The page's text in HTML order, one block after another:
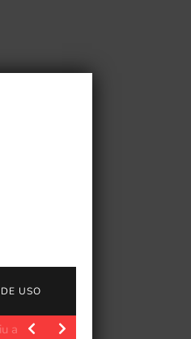
USO
Aniplex, subsidiária de produção